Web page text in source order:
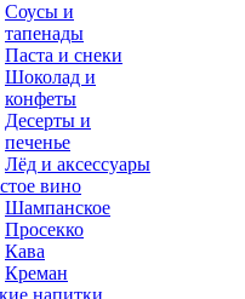
Соусы и
тапенады
Паста и снеки
Шоколад и
конфеты
Десерты и
печенье
Лёд и аксессуары
вино
Шампанское
Просекко
Кава
Креман
напитки